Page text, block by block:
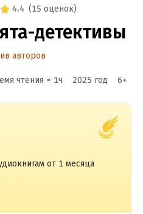
4.4 (15 оценок)
детективы
авторов
чтения ≈ 1ч 2025 год 6+
от 1 месяца